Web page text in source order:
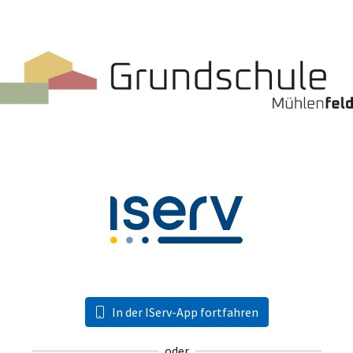
In der IServ-App fortfahren